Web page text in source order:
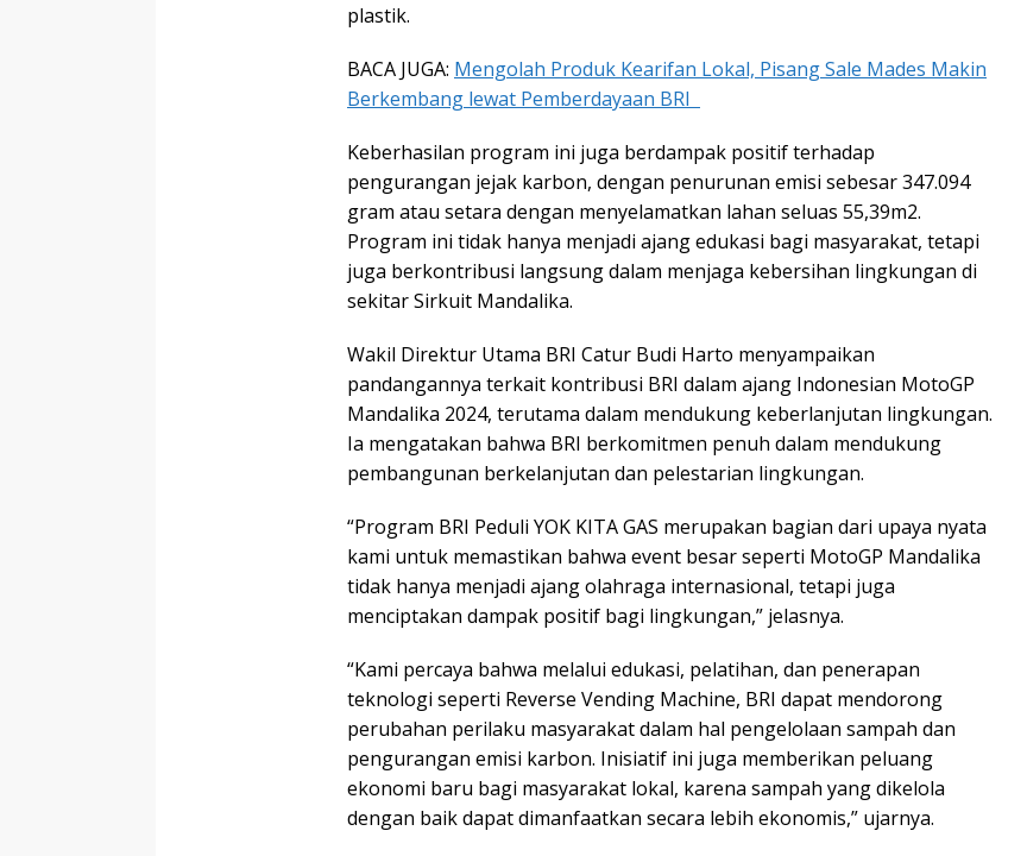
plastik.
BACA JUGA: Mengolah Produk Kearifan Lokal, Pisang Sale Mades Makin
Berkembang lewat Pemberdayaan BRI
Keberhasilan program ini juga berdampak positif terhadap
pengurangan jejak karbon, dengan penurunan emisi sebesar 347.094
gram atau setara dengan menyelamatkan lahan seluas 55,39m2.
Program ini tidak hanya menjadi ajang edukasi bagi masyarakat, tetapi
juga berkontribusi langsung dalam menjaga kebersihan lingkungan di
sekitar Sirkuit Mandalika.
Wakil Direktur Utama BRI Catur Budi Harto menyampaikan
pandangannya terkait kontribusi BRI dalam ajang Indonesian MotoGP
Mandalika 2024, terutama dalam mendukung keberlanjutan lingkungan.
Ia mengatakan bahwa BRI berkomitmen penuh dalam mendukung
pembangunan berkelanjutan dan pelestarian lingkungan.
“Program BRI Peduli YOK KITA GAS merupakan bagian dari upaya nyata
kami untuk memastikan bahwa event besar seperti MotoGP Mandalika
tidak hanya menjadi ajang olahraga internasional, tetapi juga
menciptakan dampak positif bagi lingkungan,” jelasnya.
“Kami percaya bahwa melalui edukasi, pelatihan, dan penerapan
teknologi seperti Reverse Vending Machine, BRI dapat mendorong
perubahan perilaku masyarakat dalam hal pengelolaan sampah dan
pengurangan emisi karbon. Inisiatif ini juga memberikan peluang
ekonomi baru bagi masyarakat lokal, karena sampah yang dikelola
dengan baik dapat dimanfaatkan secara lebih ekonomis,” ujarnya.